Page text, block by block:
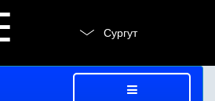
Сургут